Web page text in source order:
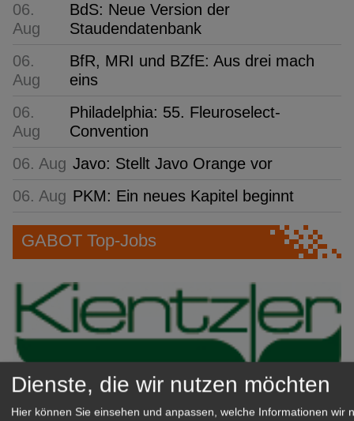
06.
Aug
BdS: Neue Version der
Staudendatenbank
06.
Aug
BfR, MRI und BZfE: Aus drei mach
eins
06.
Aug
Philadelphia: 55. Fleuroselect-
Convention
06. Aug Javo: Stellt Javo Orange vor
06. Aug PKM: Ein neues Kapitel beginnt
GABOT Top-Jobs
Dienste, die wir nutzen möchten
Hier können Sie einsehen und anpassen, welche Informationen wir